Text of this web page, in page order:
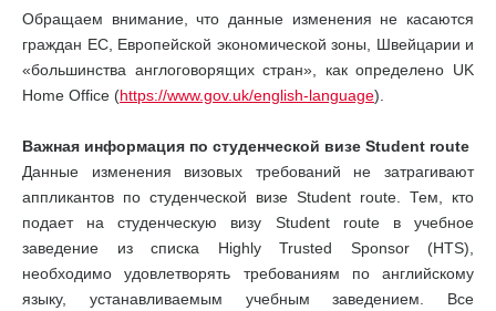
Обращаем внимание, что данные изменения не касаются
граждан ЕС, Европейской экономической зоны, Швейцарии и
«большинства англоговорящих стран», как определено UK
Home Office (https://www.gov.uk/english-language).
Важная информация по студенческой визе Student route
Данные изменения визовых требований не затрагивают
аппликантов по студенческой визе Student route. Тем, кто
подает на студенческую визу Student route в учебное
заведение из списка Highly Trusted Sponsor (HTS),
необходимо удовлетворять требованиям по английскому
языку, устанавливаемым учебным заведением. Все